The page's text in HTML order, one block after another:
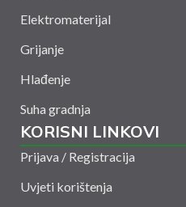
Elektromaterijal
Grijanje
Hlađenje
Suha gradnja
KORISNI LINKOVI
Prijava / Registracija
Uvjeti korištenja